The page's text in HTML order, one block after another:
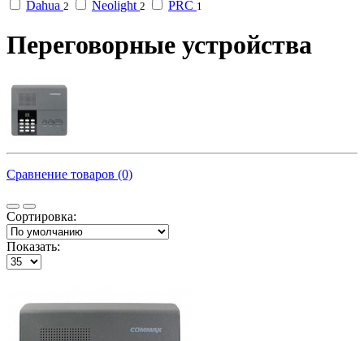
Dahua 2 Neolight 2 PRC 1
Переговорные устройства
Сравнение товаров (0)
Сортировка:
Показать: